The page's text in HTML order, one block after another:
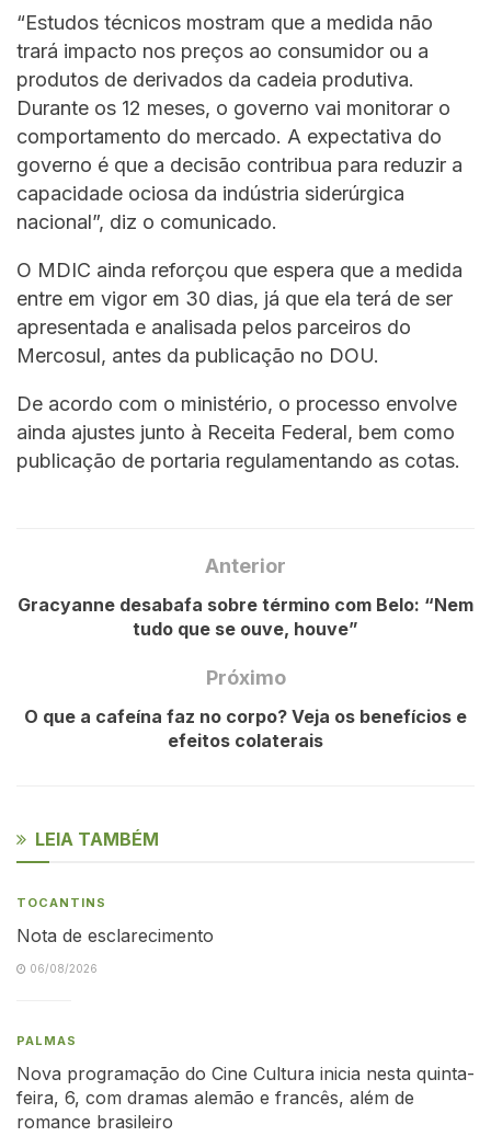
“Estudos técnicos mostram que a medida não
trará impacto nos preços ao consumidor ou a
produtos de derivados da cadeia produtiva.
Durante os 12 meses, o governo vai monitorar o
comportamento do mercado. A expectativa do
governo é que a decisão contribua para reduzir a
capacidade ociosa da indústria siderúrgica
nacional”, diz o comunicado.
O MDIC ainda reforçou que espera que a medida
entre em vigor em 30 dias, já que ela terá de ser
apresentada e analisada pelos parceiros do
Mercosul, antes da publicação no DOU.
De acordo com o ministério, o processo envolve
ainda ajustes junto à Receita Federal, bem como
publicação de portaria regulamentando as cotas.
Anterior
Gracyanne desabafa sobre término com Belo: “Nem
tudo que se ouve, houve”
Próximo
O que a cafeína faz no corpo? Veja os benefícios e
efeitos colaterais
LEIA TAMBÉM
TOCANTINS
Nota de esclarecimento
06/08/2026
PALMAS
Nova programação do Cine Cultura inicia nesta quinta-
feira, 6, com dramas alemão e francês, além de
romance brasileiro